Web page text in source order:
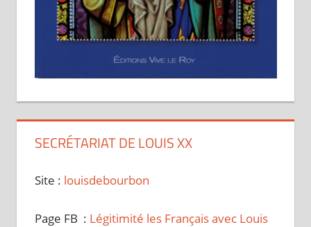
SECRÉTARIAT DE LOUIS XX
Site : louisdebourbon
Page FB : Légitimité les Français avec Louis